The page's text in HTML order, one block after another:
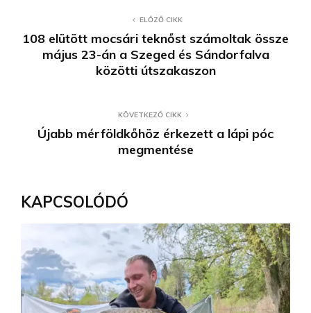
ELŐZŐ CIKK
108 elütött mocsári teknőst számoltak össze
május 23-án a Szeged és Sándorfalva
közötti útszakaszon
KÖVETKEZŐ CIKK
Újabb mérföldkőhöz érkezett a lápi póc
megmentése
KAPCSOLÓDÓ